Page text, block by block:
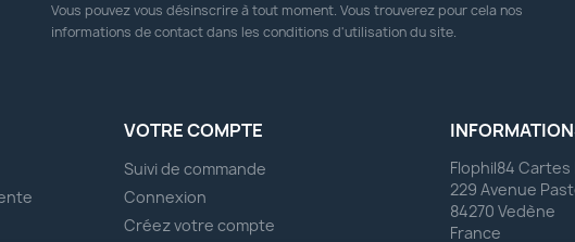
Vous pouvez vous désinscrire à tout moment. Vous trouverez pour cela nos
informations de contact dans les conditions d'utilisation du site.
VOTRE COMPTE
Suivi de commande
Connexion
Créez votre compte
Flophil84
229 Avenue
84270 Vedène
France